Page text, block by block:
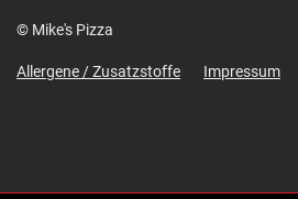
© Mike's Pizza
Allergene / Zusatzstoffe Impressum